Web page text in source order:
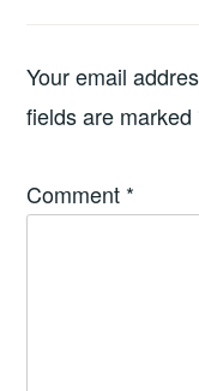
Your email
fields are marked
Comment *